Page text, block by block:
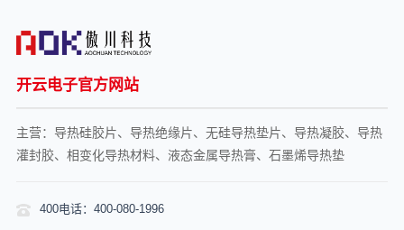
开云电子官方网站
主营：导热硅胶片、导热绝缘片、无硅导热垫片、导热凝胶、导热
灌封胶、相变化导热材料、液态金属导热膏、石墨烯导热垫
400电话：400-080-1996